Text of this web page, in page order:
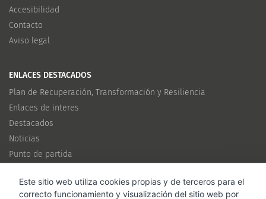
Accesibilidad
Contacto
Aviso legal
ENLACES DESTACADOS
Plan de Recuperación, Transformación y Resiliencia
Enlaces de interes
Destacados
Noticias
Punto de partida
CANALES
Este sitio web utiliza cookies propias y de terceros para el
correcto funcionamiento y visualización del sitio web por